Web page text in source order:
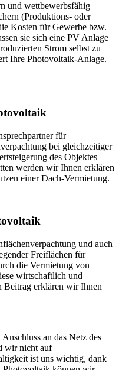
und wettbewerbsfähig
(Produktions- oder
Kosten für Gewerbe bzw.
sie sich eine PV Anlage
Strom selbst zu
Ihre Photovoltaik-Anlage.
für
bei gleichzeitiger
des Objektes
werden wir Ihnen erklären
einer Dach-Vermietung.
und auch
Freiflächen für
die Vermietung von
wirtschaftlich und
Beitrag erklären wir Ihnen
an das Netz des
wir nicht auf
ist uns wichtig, dank